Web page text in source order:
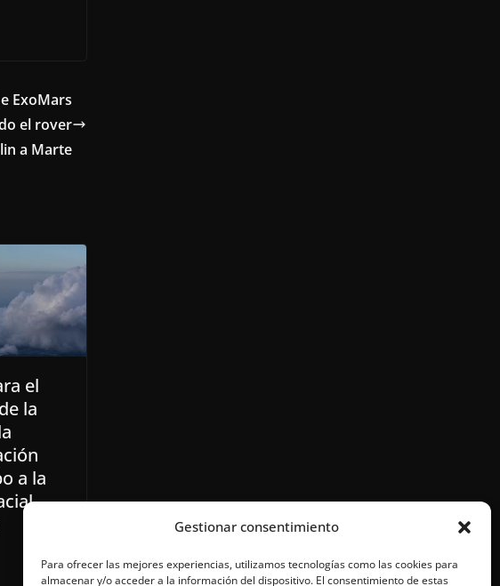
Gestionar consentimiento
Para ofrecer las mejores experiencias, utilizamos tecnologías como las cookies para
almacenar y/o acceder a la información del dispositivo. El consentimiento de estas
ExoMars
el rover
a Marte
el
la
a la